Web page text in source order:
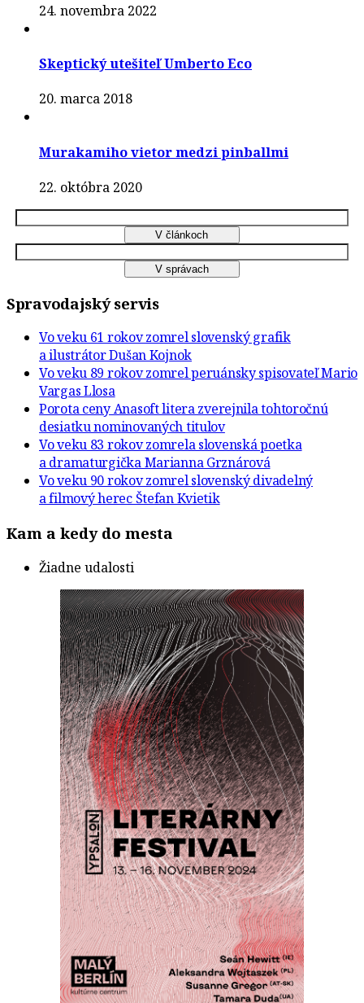
24. novembra 2022
Skeptický utešiteľ Umberto Eco
20. marca 2018
Murakamiho vietor medzi pinballmi
22. októbra 2020
Spravodajský servis
Vo veku 61 rokov zomrel slovenský grafik
a ilustrátor Dušan Kojnok
Vo veku 89 rokov zomrel peruánsky spisovateľ Mario
Vargas Llosa
Porota ceny Anasoft litera zverejnila tohtoročnú
desiatku nominovaných titulov
Vo veku 83 rokov zomrela slovenská poetka
a dramaturgička Marianna Grznárová
Vo veku 90 rokov zomrel slovenský divadelný
a filmový herec Štefan Kvietik
Kam a kedy do mesta
Žiadne udalosti